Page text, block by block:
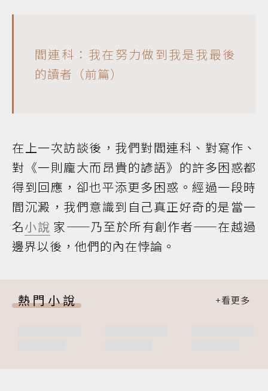
閻連科：我在努力做到我是我最後
的讀者（前篇）
在上一次訪談後，我們對閻連科、對寫作、
對《一則龐大而昂貴的諺語》的許多困惑都
得到回應，卻也平添更多困惑。經過一段時
間沉澱，我們意識到自己真正好奇的是當一
名小說 家——乃至於所有創作者——在越過
邊界以後，他們的內在悖論。
熱門小說